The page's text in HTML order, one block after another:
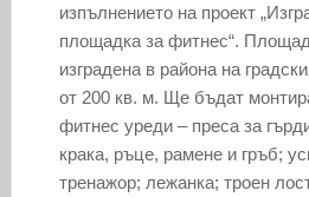
изпълнението на проект
площадка за фитнес“.
изградена в района на
от 200 кв. м. Ще бъдат
фитнес уреди – преса за
крака, ръце, рамене и гръб;
тренажор; лежанка; троен